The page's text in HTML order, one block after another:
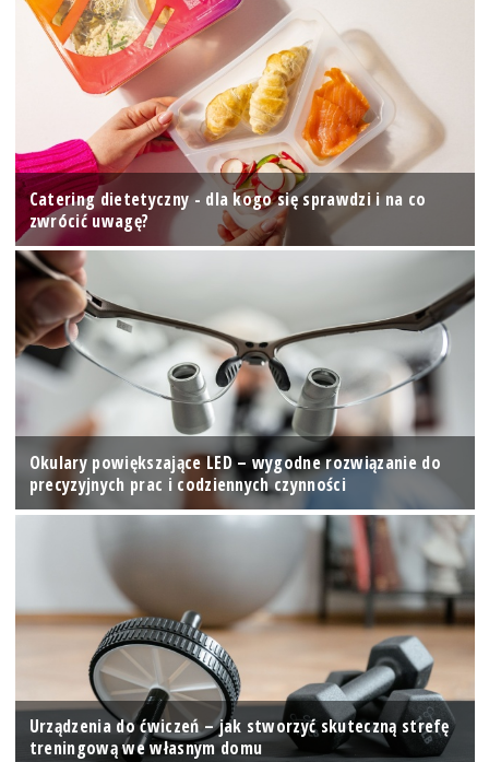
Catering dietetyczny - dla kogo się sprawdzi i na co
zwrócić uwagę?
Okulary powiększające LED – wygodne rozwiązanie do
precyzyjnych prac i codziennych czynności
Urządzenia do ćwiczeń – jak stworzyć skuteczną strefę
treningową we własnym domu